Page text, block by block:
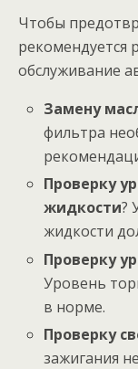
Чтобы
рекомендуется
обслуживание
Замену
фильтра
Проверку
жидкости?
жидкости
Проверку
Уровень
в норме.
Проверку
зажигания